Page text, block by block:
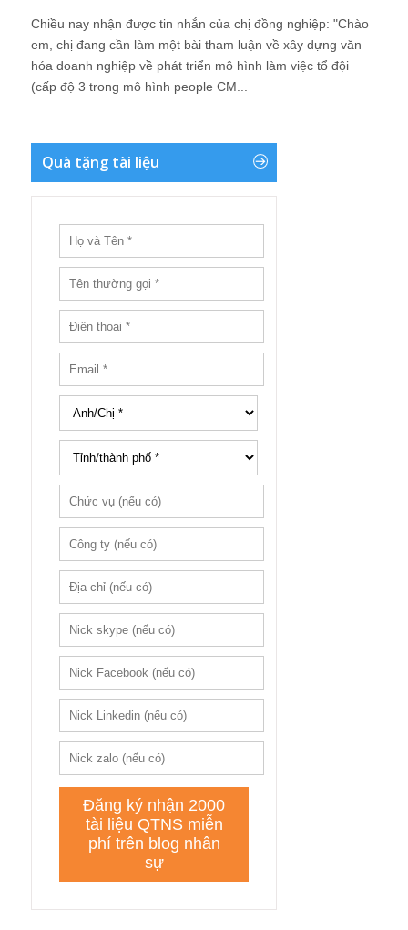
Chiều nay nhận được tin nhắn của chị đồng nghiệp: "Chào
em, chị đang cần làm một bài tham luận về xây dựng văn
hóa doanh nghiệp về phát triển mô hình làm việc tổ đội
(cấp độ 3 trong mô hình people CM...
Quà tặng tài liệu